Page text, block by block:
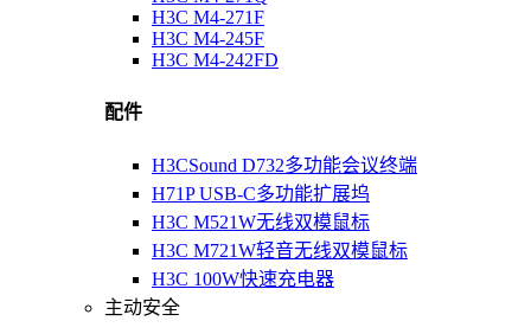
H3C M4-271F
H3C M4-245F
H3C M4-242FD
配件
H3CSound D732多功能会议终端
H71P USB-C多功能扩展坞
H3C M521W无线双模鼠标
H3C M721W轻音无线双模鼠标
H3C 100W快速充电器
主动安全